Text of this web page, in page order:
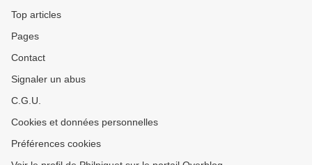
Top articles
Pages
Contact
Signaler un abus
C.G.U.
Cookies et données personnelles
Préférences cookies